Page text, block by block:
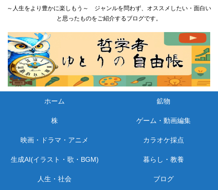
～人生をより豊かに楽しもう～ ジャンルを問わず、オススメしたい・面白い
と思ったものをご紹介するブログです。
ホーム 鉱物
株 ゲーム・動画編集
映画・ドラマ・アニメ カラオケ採点
生成AI(イラスト・歌・BGM) 暮らし・教養
人生・社会 ブログ